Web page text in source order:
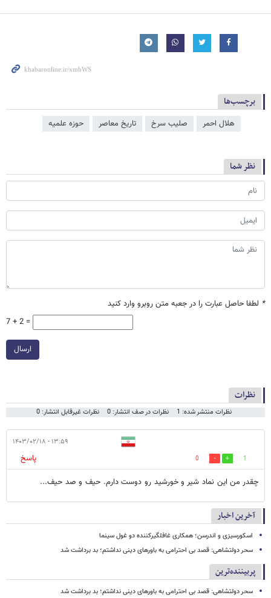
برچسب‌ها
هلال احمر صلیب سرخ تاریخ معاصر حوزه علمیه
نظر شما
* لطفا حاصل عبارت را در جعبه متن روبرو وارد کنید
7 + 2 =
ارسال
نظرات
نظرات منتشر شده: 1 نظرات در صف انتشار: 0 نظرات غیرقابل انتشار: 0
۱۳:۵۹ - ۱۴۰۳/۰۲/۱۸
1
0
پاسخ
چقدر من این نماد شیر و خورشید رو دوست دارم. حیف و صد حیف...
آخرین اخبار
اسکورسیزی و اندرسن؛ همکاری غافلگیرکننده دو غول سینما
سحر دولتشاهی: قصد بی احترامی به باورهای دینی نداشتم؛ بد برداشت شد
پربیننده‌ترین
سحر دولتشاهی: قصد بی احترامی به باورهای دینی نداشتم؛ بد برداشت شد